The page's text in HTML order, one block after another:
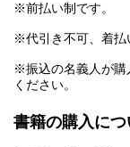
※前払い制です。
※代引き不可、着払
※振込の名義人が購
ください。
書籍の購入につ